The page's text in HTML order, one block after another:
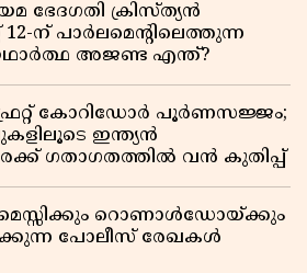
ക്രിസ്ത്യൻ
ന് പാർലമെന്റിലെത്തുന്ന
യഥാർത്ഥ അജണ്ട എന്ത്?
കോറിഡോർ പൂർണസജ്ജം;
ഇന്ത്യൻ
ഗതാഗതത്തിൽ വൻ കുതിപ്പ്
മെസ്സിക്കും റൊണാൾഡോയ്ക്കും
പോലീസ് രേഖകൾ